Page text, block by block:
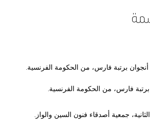
برتبة فارس، من الحكومة الفرنسية.
فارس، من الحكومة الفرنسية.
الثانية، جمعية أصدقاء فنون السين والواز.